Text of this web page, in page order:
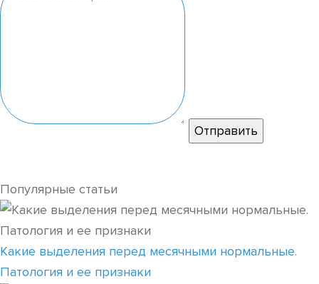
Популярные статьи
Какие выделения перед месячными нормальные.
Патология и ее признаки